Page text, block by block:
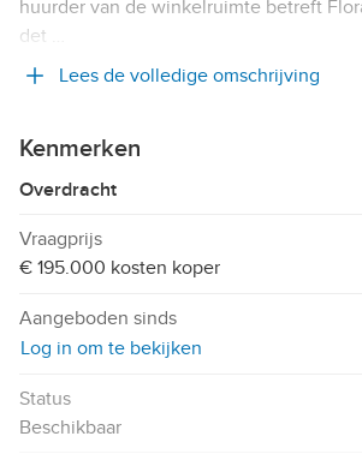
huurder van de winkelruimte betreft
det …
Lees de volledige omschrijving
Kenmerken
Overdracht
Vraagprijs
€ 195.000 kosten koper
Aangeboden sinds
Log in om te bekijken
Status
Beschikbaar